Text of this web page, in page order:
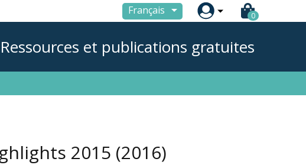
Français  0
Ressources et publications gratuites
2015 (2016)